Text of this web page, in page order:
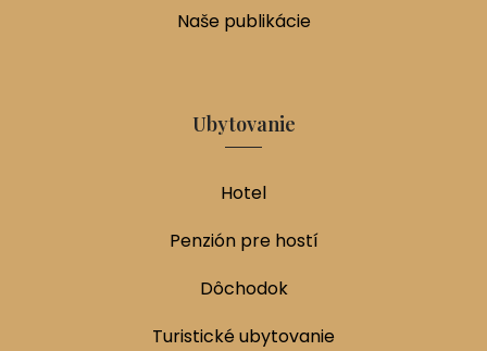
Naše publikácie
Ubytovanie
Hotel
Penzión pre hostí
Dôchodok
Turistické ubytovanie